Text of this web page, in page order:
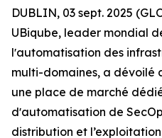
DUBLIN, 03 sept. 2025
UBiqube, leader mondial
lʼautomatisation des
multi-domaines, a dévoilé
une place de marché
dʼautomatisation de
distribution et l’exploitation